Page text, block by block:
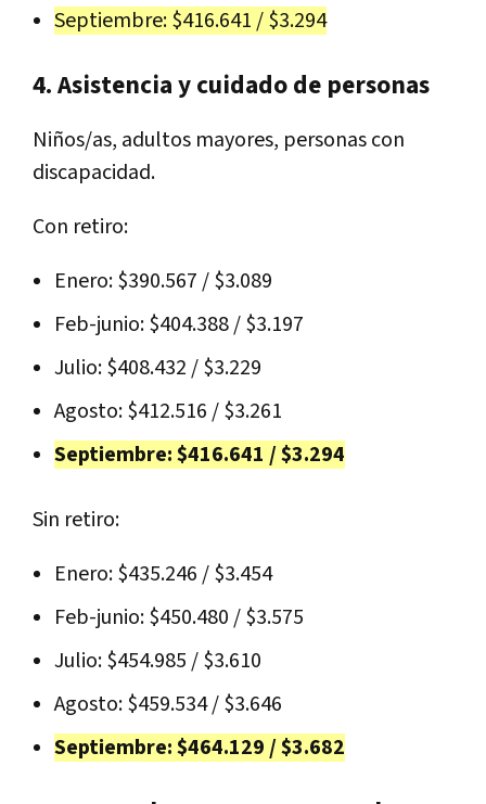
Septiembre: $416.641 / $3.294
4. Asistencia y cuidado de personas
Niños/as, adultos mayores, personas con
discapacidad.
Con retiro:
Enero: $390.567 / $3.089
Feb-junio: $404.388 / $3.197
Julio: $408.432 / $3.229
Agosto: $412.516 / $3.261
Septiembre: $416.641 / $3.294
Sin retiro:
Enero: $435.246 / $3.454
Feb-junio: $450.480 / $3.575
Julio: $454.985 / $3.610
Agosto: $459.534 / $3.646
Septiembre: $464.129 / $3.682